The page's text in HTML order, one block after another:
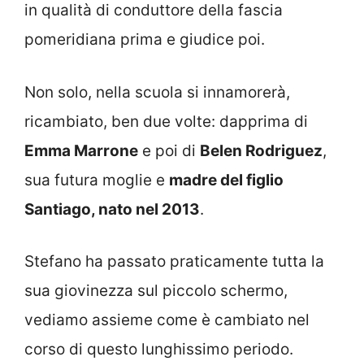
in qualità di conduttore della fascia
pomeridiana prima e giudice poi.
Non solo, nella scuola si innamorerà,
ricambiato, ben due volte: dapprima di
Emma Marrone e poi di Belen Rodriguez,
sua futura moglie e madre del figlio
Santiago, nato nel 2013.
Stefano ha passato praticamente tutta la
sua giovinezza sul piccolo schermo,
vediamo assieme come è cambiato nel
corso di questo lunghissimo periodo.